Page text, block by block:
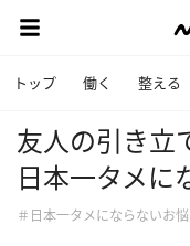
トップ 働く 整える
友人の引き
日本一タメに
＃日本一タメにならないお